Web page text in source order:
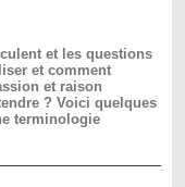
et les questions
et comment
et raison
? Voici quelques
terminologie